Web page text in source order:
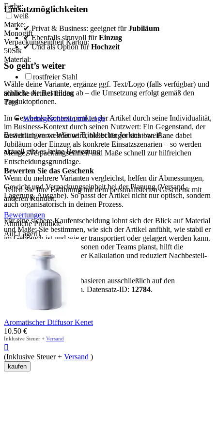
Einsatzmöglichkeiten
✔ Privat & Business: geeignet fürJubiläum
✔ Ebenfalls sinnvoll fürEinzug
✔ Und als Option fürHochzeit
So geht’s weiter
Wähle deine Variante, ergänze ggf. Text/Logo (falls verfügbar) und
schließe die Bestellung ab – die Umsetzung erfolgt gemäß den
Produktoptionen.
Im Geschenk-Kontext punktet der Artikel durch seine Individualität,
im Business-Kontext durch seinen Nutzwert: Ein Gegenstand, der
tatsächlich verwendet wird, bleibt länger sichtbar. Plane dabei
Jubiläum oder Einzug als konkrete Einsatzszenarien – so werden
Menge, Verpackungseinheit und Maße schnell zur hilfreichen
Entscheidungsgrundlage.
Wenn du mehrere Varianten vergleichst, helfen dir Abmessungen,
Gewicht und Verpackungseinheit bei der Planung (Versand,
Lagerung, Ausgabe). So passt der Artikel nicht nur optisch, sondern
auch organisatorisch in deinen Prozess.
Für eine sichere Kaufentscheidung lohnt sich der Blick auf Material
und Maße: Sie bestimmen, wie sich der Artikel anfühlt, wie stabil er
im Gebrauch ist und wie er transportiert oder gelagert werden kann.
Wenn du für mehrere Personen oder Teams planst, hilft die
Verpackungseinheit bei der Kalkulation und reduziert Nachbestell-
Alle Aussagen basieren ausschließlich auf den
vorhandenen Artikeldaten. Datensatz-ID: 12784.
Farbe:
weiß
Marke:
Monogift
Verpackungseinheit Karton:
50Stk
Material:
rostfreier Stahl
ähnliche Artikel finden
Tags
Werbegeschenke mit Logo
Bewertungen zu Wärme Trinkbecher Jorlens - weiß
aktuell gibt es keine Bewertung
Bewerten Sie das Geschenk
Teilen Sie Ihre Erfahrung mit dem personalisierten Geschenk mit
anderen Kunden.
Bewertungen
Ähnliche Produkte
Auf Lager
Aromatischer Diffusor Kenet
10.50 €
Inklusive Steuer + Versand

(Inklusive Steuer + Versand )
kaufen